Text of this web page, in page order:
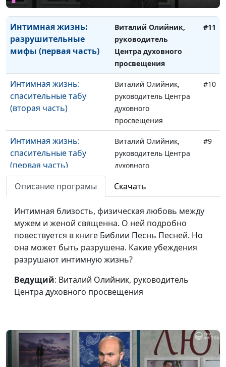
просвещения
Интимная жизнь:
разрушительные
мифы (первая часть)
Виталий Олийник,
руководитель
Центра духовного
просвещения
#11
Интимная жизнь:
спасительные табу
(вторая часть)
Виталий Олийник,
руководитель Центра
духовного
просвещения
#10
Интимная жизнь:
спасительные табу
(первая часть)
Виталий Олийник,
руководитель Центра
духовного
#9
супружеского счастья
(вторая часть)
Виталий Олийник,
руководитель Центра
духовного
просвещения
#8
супружеского счастья
(первая часть)
Виталий Олийник,
духовного
просвещения
(вторая часть)
духовного
просвещения
Описание програмы Скачать
Интимная близость, физическая любовь между
мужем и женой священна. О ней подробно
повествуется в книге Библии Песнь Песней. Но
она может быть разрушена. Какие убеждения
разрушают интимную жизнь?
Ведущий: Виталий Олийник, руководитель
Центра духовного просвещения